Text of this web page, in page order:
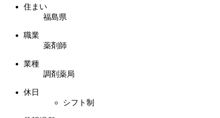
住まい
福島県
職業
薬剤師
業種
調剤薬局
休日
シフト制